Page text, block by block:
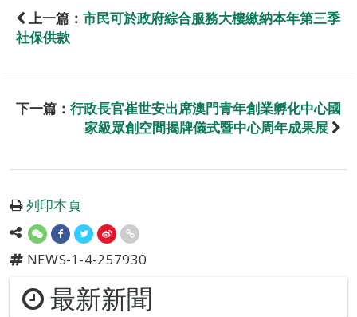
上一篇： 市民可於政府綜合服務大樓繳納本年第三季
社保供款
下一篇： 行政長官崔世安出席澳門青年創業孵化中心國
家級眾創空間揭牌儀式暨中心周年成果展
列印本頁
NEWS-1-4-257930
最新新聞